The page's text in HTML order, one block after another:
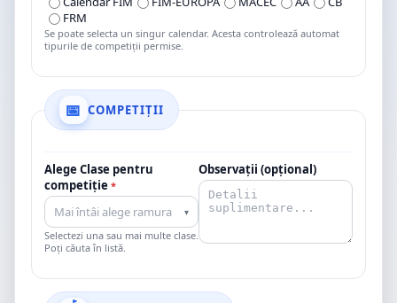
FRM
Se poate selecta un singur calendar. Acesta controlează automat
tipurile de competiții permise.
COMPETIȚII
Alege Clase pentru
competiție *
Mai întâi alege ramura ▾
Selectezi una sau mai multe clase.
Poți căuta în listă.
Observații (opțional)